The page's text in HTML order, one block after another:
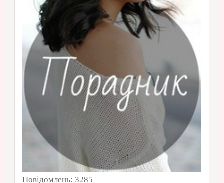
Повідомлень: 3285